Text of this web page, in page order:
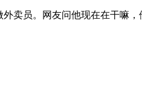
卖员。网友问他现在在干嘛